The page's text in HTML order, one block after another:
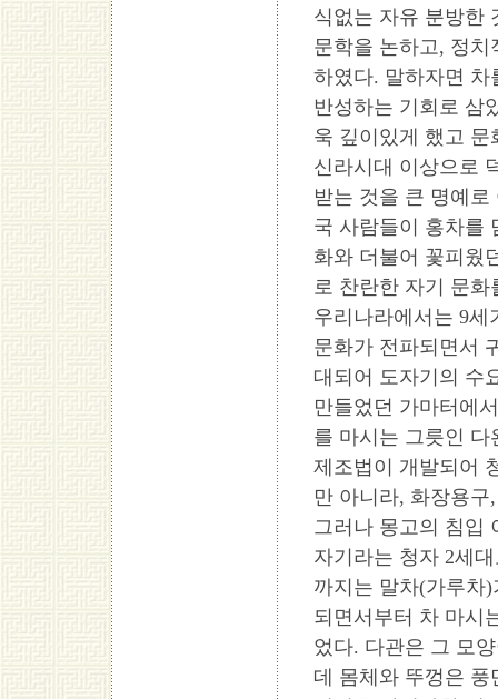
식없는 자유 분방한
문학을 논하고, 정
하였다. 말하자면 차
반성하는 기회로 삼
욱 깊이있게 했고
신라시대 이상으로
받는 것을 큰 명예
국 사람들이 홍차를
화와 더불어 꽃피웠
로 찬란한 자기 문
우리나라에서는 9
문화가 전파되면서
대되어 도자기의 수
만들었던 가마터에
를 마시는 그릇인
제조법이 개발되어
만 아니라, 화장용
그러나 몽고의 침입
자기라는 청자 2세
까지는 말차(가루차
되면서부터 차 마시
었다. 다관은 그 모
데 몸체와 뚜껑은